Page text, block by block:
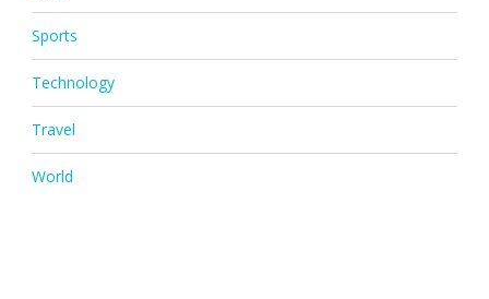
Sports
Technology
Travel
World